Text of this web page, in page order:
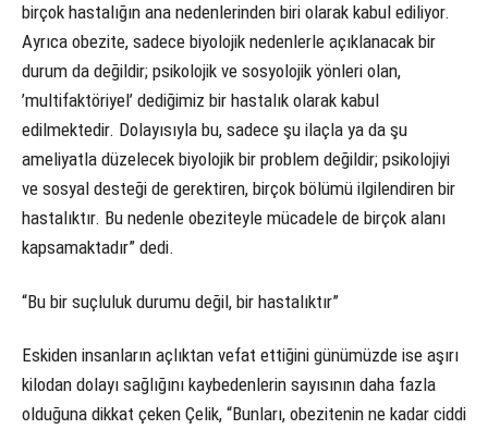
birçok hastalığın ana nedenlerinden biri olarak kabul ediliyor.
Ayrıca obezite, sadece biyolojik nedenlerle açıklanacak bir
durum da değildir; psikolojik ve sosyolojik yönleri olan,
’multifaktöriyel’ dediğimiz bir hastalık olarak kabul
edilmektedir. Dolayısıyla bu, sadece şu ilaçla ya da şu
ameliyatla düzelecek biyolojik bir problem değildir; psikolojiyi
ve sosyal desteği de gerektiren, birçok bölümü ilgilendiren bir
hastalıktır. Bu nedenle obeziteyle mücadele de birçok alanı
kapsamaktadır” dedi.
“Bu bir suçluluk durumu değil, bir hastalıktır”
Eskiden insanların açlıktan vefat ettiğini günümüzde ise aşırı
kilodan dolayı sağlığını kaybedenlerin sayısının daha fazla
olduğuna dikkat çeken Çelik, “Bunları, obezitenin ne kadar ciddi